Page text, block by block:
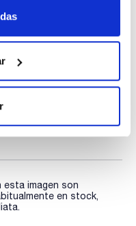
para
imagen son
en stock,